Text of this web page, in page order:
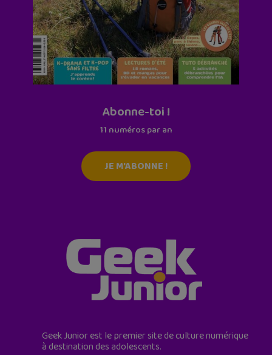
Abonne-toi !
11 numéros par an
JE M'ABONNE !
Geek Junior est le premier site de culture numérique
à destination des adolescents.